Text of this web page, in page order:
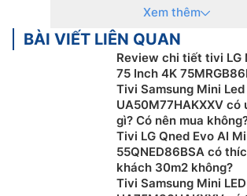
muốn lắp đặt thiết bị. Bởi điều này sẽ
không nhỏ đến trải nghiệm xem cũng
đôi mắt cho cả gia đình. Kích thước
phù hợp với diện tích nơi lắp đặt, giúp
cách từ vị trí ngồi xem đến thiết bị
chuẩn. Điều này sẽ giúp người xem có
tốt nhất và an toàn cho mắt.
Xem thêm
BÀI VIẾT LIÊN QUAN
Review chi tiết tivi LG
75 Inch 4K
Tivi Samsung Mini Led
UA50M77HAKXXV có
gì? Có nên mua
Tivi LG Qned Evo AI
55QNED86BSA có
khách 30m2 không?
Tivi Samsung Mini